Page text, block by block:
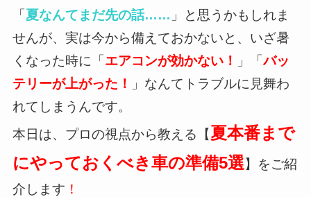
「 夏なんてまだ先の話…… 」と思うかもしれま
せんが、実は今から備えておかないと、いざ暑
くなった時に「 エアコンが効かない！ 」「バッ
テリーが上がった！
」なんてトラブルに見舞わ
れてしまうんです。
本日は、プロの視点から教える【夏本番まで
にやっておくべき車の準備5選】をご紹
介します ！